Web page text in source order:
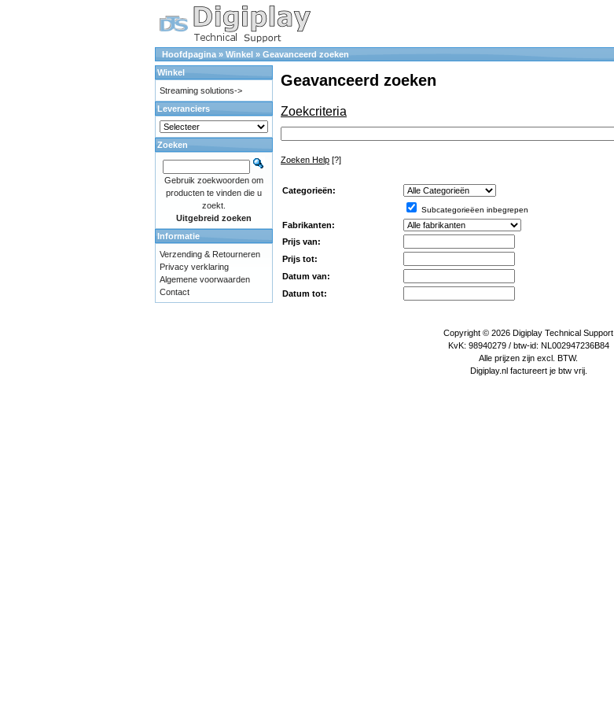
Hoofdpagina » Winkel » Geavanceerd zoeken
Geavanceerd zoeken
Zoekcriteria
Zoeken Help [?]
Categorieën:
Subcategorieëen inbegrepen
Fabrikanten:
Prijs van:
Prijs tot:
Datum van:
Datum tot:
Winkel
Streaming solutions->
Leveranciers
Zoeken
Gebruik zoekwoorden om
producten te vinden die u
zoekt.
Uitgebreid zoeken
Informatie
Verzending & Retourneren
Privacy verklaring
Algemene voorwaarden
Contact
Copyright © 2026 Digiplay Technical Support
KvK: 98940279 / btw-id: NL002947236B84
Alle prijzen zijn excl. BTW.
Digiplay.nl factureert je btw vrij.